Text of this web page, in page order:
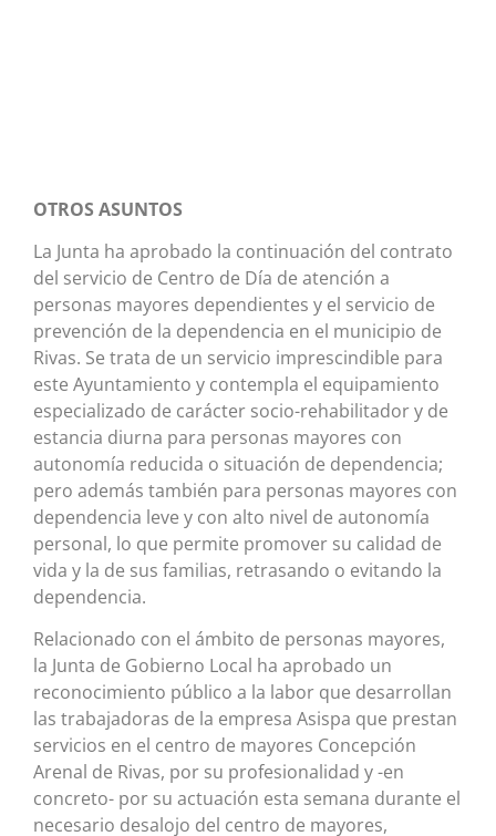
OTROS ASUNTOS
La Junta ha aprobado la continuación del contrato
del servicio de Centro de Día de atención a
personas mayores dependientes y el servicio de
prevención de la dependencia en el municipio de
Rivas. Se trata de un servicio imprescindible para
este Ayuntamiento y contempla el equipamiento
especializado de carácter socio-rehabilitador y de
estancia diurna para personas mayores con
autonomía reducida o situación de dependencia;
pero además también para personas mayores con
dependencia leve y con alto nivel de autonomía
personal, lo que permite promover su calidad de
vida y la de sus familias, retrasando o evitando la
dependencia.
Relacionado con el ámbito de personas mayores,
la Junta de Gobierno Local ha aprobado un
reconocimiento público a la labor que desarrollan
las trabajadoras de la empresa Asispa que prestan
servicios en el centro de mayores Concepción
Arenal de Rivas, por su profesionalidad y -en
concreto- por su actuación esta semana durante el
necesario desalojo del centro de mayores,